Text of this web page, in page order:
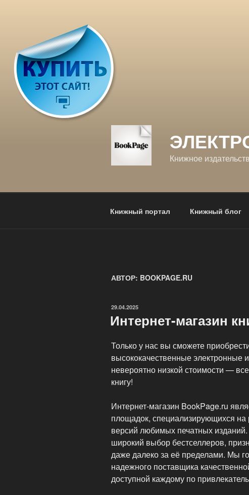
Книжное
Книжный портал Книжный блог
АВТОР: BOOKPAGE.RU
ОПУБЛИКОВАНО
29.04.2025
Интернет-магазин
Только у нас вы сможете
высококачественные электронные
невероятно низкой стоимости —
книгу!
Интернет-магазин BookPage.ru
площадок, специализирующихся на
версий любимых печатных
широкий выбор бестселлеров,
даже далеко за её пределами. Мы
надежного поставщика
доступной каждому по